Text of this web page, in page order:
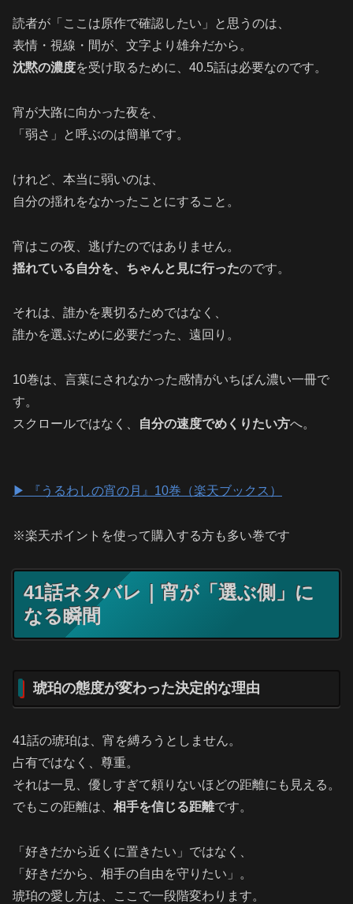
読者が「ここは原作で確認したい」と思うのは、
表情・視線・間が、文字より雄弁だから。
沈黙の濃度を受け取るために、40.5話は必要なのです。
宵が大路に向かった夜を、
「弱さ」と呼ぶのは簡単です。
けれど、本当に弱いのは、
自分の揺れをなかったことにすること。
宵はこの夜、逃げたのではありません。
揺れている自分を、ちゃんと見に行ったのです。
それは、誰かを裏切るためではなく、
誰かを選ぶために必要だった、遠回り。
10巻は、言葉にされなかった感情がいちばん濃い一冊で
す。
スクロールではなく、
自分の速度でめくりたい方へ。
▶︎ 『うるわしの宵の月』10巻（楽天ブックス）
※楽天ポイントを使って購入する方も多い巻です
41話ネタバレ｜宵が「選ぶ側」に
なる瞬間
琥珀の態度が変わった決定的な理由
41話の琥珀は、宵を縛ろうとしません。
占有ではなく、尊重。
それは一見、優しすぎて頼りないほどの距離にも見える。
でもこの距離は、 相手を信じる距離です。
「好きだから近くに置きたい」ではなく、
「好きだから、相手の自由を守りたい」。
琥珀の愛し方は、ここで一段階変わります。